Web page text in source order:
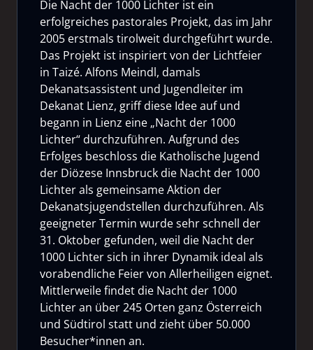
Die Nacht der 1000 Lichter ist ein
erfolgreiches pastorales Projekt, das im Jahr
2005 erstmals tirolweit durchgeführt wurde.
Das Projekt ist inspiriert von der Lichtfeier
in Taizé. Alfons Meindl, damals
Dekanatsassistent und Jugendleiter im
Dekanat Lienz, griff diese Idee auf und
begann in Lienz eine „Nacht der 1000
Lichter“ durchzuführen. Aufgrund des
Erfolges beschloss die Katholische Jugend
der Diözese Innsbruck die Nacht der 1000
Lichter als gemeinsame Aktion der
Dekanatsjugendstellen durchzuführen. Als
geeigneter Termin wurde sehr schnell der
31. Oktober gefunden, weil die Nacht der
1000 Lichter sich in ihrer Dynamik ideal als
vorabendliche Feier von Allerheiligen eignet.
Mittlerweile findet die Nacht der 1000
Lichter an über 245 Orten ganz Österreich
und Südtirol statt und zieht über 50.000
Besucher*innen an.